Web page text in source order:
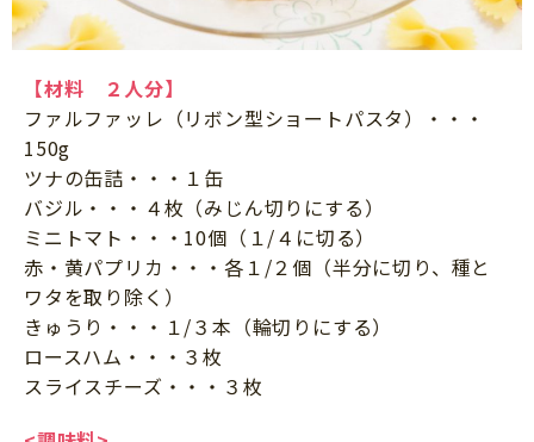
【材料 ２人分】
ファルファッレ（リボン型ショートパスタ）・・・
150g
ツナの缶詰・・・１缶
バジル・・・４枚（みじん切りにする）
ミニトマト・・・10個（１/４に切る）
赤・黄パプリカ・・・各１/２個（半分に切り、種と
ワタを取り除く）
きゅうり・・・１/３本（輪切りにする）
ロースハム・・・３枚
スライスチーズ・・・３枚